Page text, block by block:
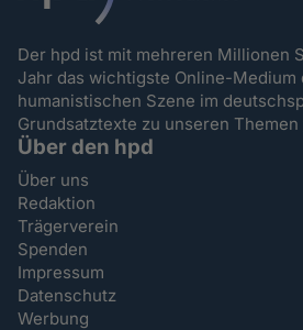
Der hpd ist mit mehreren Millionen
Jahr das wichtigste Online-
humanistischen Szene im
Grundsatztexte zu unseren Themen
Über den hpd
Über uns
Redaktion
Trägerverein
Spenden
Impressum
Datenschutz
Werbung